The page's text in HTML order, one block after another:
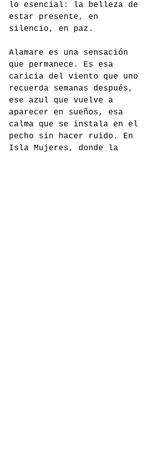
lo esencial: la belleza de
estar presente, en
silencio, en paz.
Alamare es una sensación
que permanece. Es esa
caricia del viento que uno
recuerda semanas después,
ese azul que vuelve a
aparecer en sueños, esa
calma que se instala en el
pecho sin hacer ruido. En
Isla Mujeres, donde la